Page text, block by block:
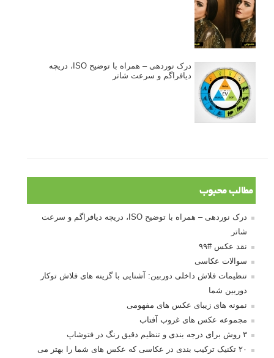
درک نوردهی – همراه با توضیح ISO، دریچه
دیافراگم و سرعت شاتر
مطالب محبوب
درک نوردهی – همراه با توضیح ISO، دریچه دیافراگم و سرعت
شاتر
نقد عکس #۹۹
سوالات عکاسی
تنظیمات فلاش داخلی دوربین: آشنایی با گزینه های فلاش توکار
دوربین شما
نمونه های زیبای عکس های مفهومی
مجموعه عکس های غروب آفتاب
۳ روش برای درجه بندی و تنظیم دقیق رنگ در فتوشاپ
۲۰ تکنیک ترکیب بندی در عکاسی که عکس های شما را بهتر می